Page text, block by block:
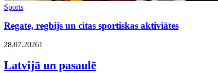
Sports
Regate, regbijs un citas sportiskas aktiviātes
28.07.20261
Latvijā un pasaulē